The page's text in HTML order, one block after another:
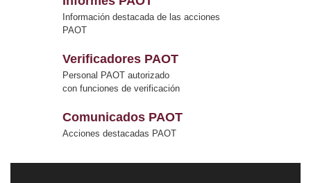
Información destacada de las acciones
PAOT
Verificadores PAOT
Personal PAOT autorizado
con funciones de verificación
Comunicados PAOT
Acciones destacadas PAOT